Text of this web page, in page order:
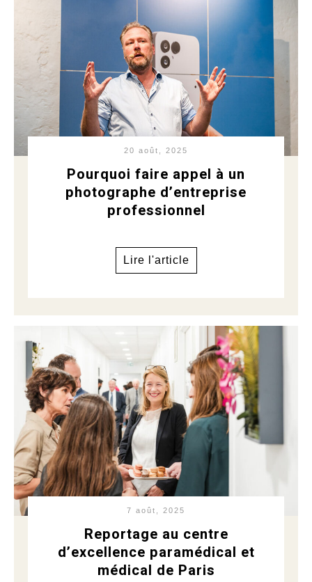
20 août, 2025
Pourquoi faire appel à un
photographe d’entreprise
professionnel
Lire l'article
7 août, 2025
Reportage au centre
d’excellence paramédical et
médical de Paris